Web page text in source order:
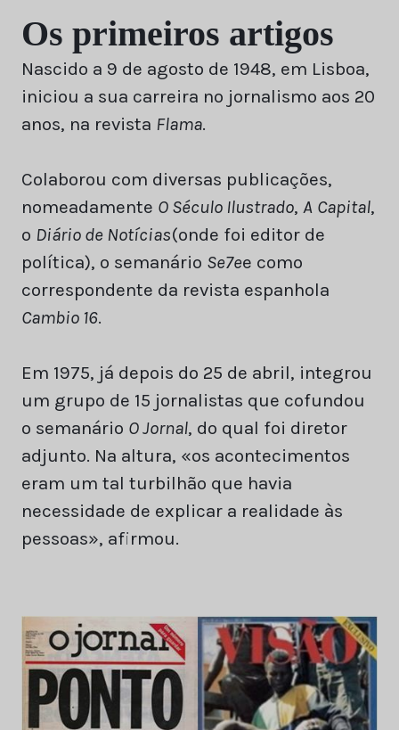
Os primeiros artigos
Nascido a 9 de agosto de 1948, em Lisboa,
iniciou a sua carreira no jornalismo aos 20
anos, na revista Flama.
Colaborou com diversas publicações,
nomeadamente O Século Ilustrado, A Capital,
o Diário de Notícias(onde foi editor de
política), o semanário Se7ee como
correspondente da revista espanhola
Cambio 16.
Em 1975, já depois do 25 de abril, integrou
um grupo de 15 jornalistas que cofundou
o semanário O Jornal, do qual foi diretor
adjunto. Na altura, «os acontecimentos
eram um tal turbilhão que havia
necessidade de explicar a realidade às
pessoas», afirmou.